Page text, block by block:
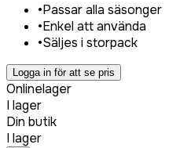
•Passar alla säsonger
•Enkel att använda
•Säljes i storpack
Logga in för att se pris
Onlinelager
I lager
Din butik
I lager